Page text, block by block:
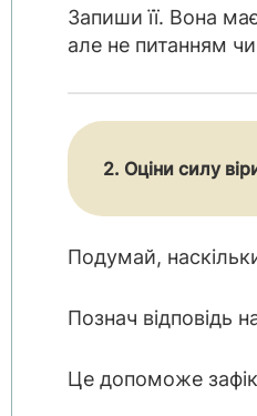
Запиши її. Вона
але не питанням
2. Оціни силу
Подумай,
Познач відповідь
Це допоможе